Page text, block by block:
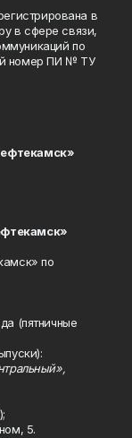
в
в сфере связи,
по
номер ПИ № ТУ
по
(пятничные
5.